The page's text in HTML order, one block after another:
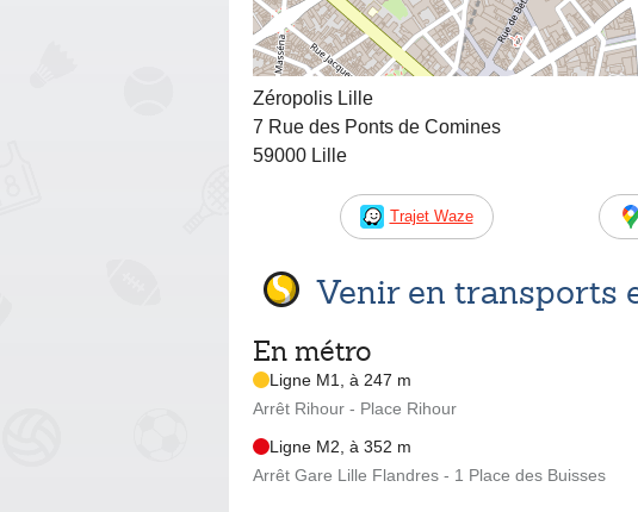
Zéropolis Lille
7 Rue des Ponts de Comines
59000 Lille
Trajet Waze
Venir en transports
En métro
Ligne M1, à 247 m
Arrêt Rihour - Place Rihour
Ligne M2, à 352 m
Arrêt Gare Lille Flandres - 1 Place des Buisses